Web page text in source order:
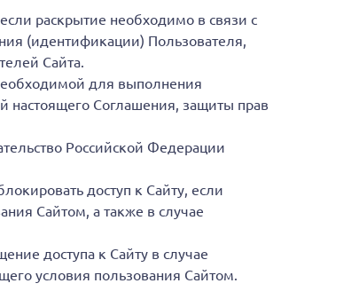
раскрытие необходимо в связи с
(идентификации) Пользователя,
Сайта.
для выполнения
настоящего Соглашения, защиты прав
Российской Федерации
доступ к Сайту, если
Сайтом, а также в случае
доступа к Сайту в случае
условия пользования Сайтом.